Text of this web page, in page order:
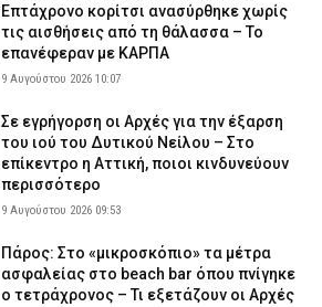
Επτάχρονο κορίτσι ανασύρθηκε χωρίς
τις αισθήσεις από τη θάλασσα – Το
επανέφεραν με ΚΑΡΠΑ
9 Αυγούστου 2026 10:07
Σε εγρήγορση οι Αρχές για την έξαρση
του ιού του Δυτικού Νείλου – Στο
επίκεντρο η Αττική, ποιοι κινδυνεύουν
περισσότερο
9 Αυγούστου 2026 09:53
Πάρος: Στο «μικροσκόπιο» τα μέτρα
ασφαλείας στο beach bar όπου πνίγηκε
ο τετράχρονος – Τι εξετάζουν οι Αρχές